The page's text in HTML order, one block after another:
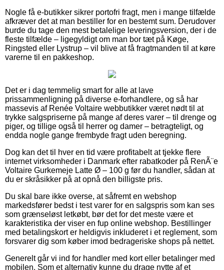
Nogle få e-butikker sikrer portofri fragt, men i mange tilfælde
afkræver det at man bestiller for en bestemt sum. Derudover
burde du tage den mest betalelige leveringsversion, der i de
fleste tilfælde – ligegyldigt om man bor tæt på Køge,
Ringsted eller Lystrup – vil blive at få fragtmanden til at køre
varerne til en pakkeshop.
Det er i dag temmelig smart for alle at lave
prissammenligning på diverse e-forhandlere, og så har
massevis af Renée Voltaire webbutikker været nødt til at
trykke salgspriserne på mange af deres varer – til drenge og
piger, og tillige også til herrer og damer – betragteligt, og
endda nogle gange frembyde fragt uden beregning.
Dog kan det til hver en tid være profitabelt at tjekke flere
internet virksomheder i Danmark efter rabatkoder på RenÃ¨e
Voltaire Gurkemeje Latte Ø – 100 g før du handler, sådan at
du er skråsikker på at opnå den billigste pris.
Du skal bare ikke overse, at såfremt en webshop
markedsfører bedst i test varer for en salgspris som kan ses
som grænseløst letkøbt, bør det for det meste være et
karakteristika der viser en fup online webshop. Bestillinger
med betalingskort er heldigvis inkluderet i et reglement, som
forsvarer dig som køber imod bedrageriske shops på nettet.
Generelt går vi ind for handler med kort eller betalinger med
mobilen. Som et alternativ kunne du drage nytte af et